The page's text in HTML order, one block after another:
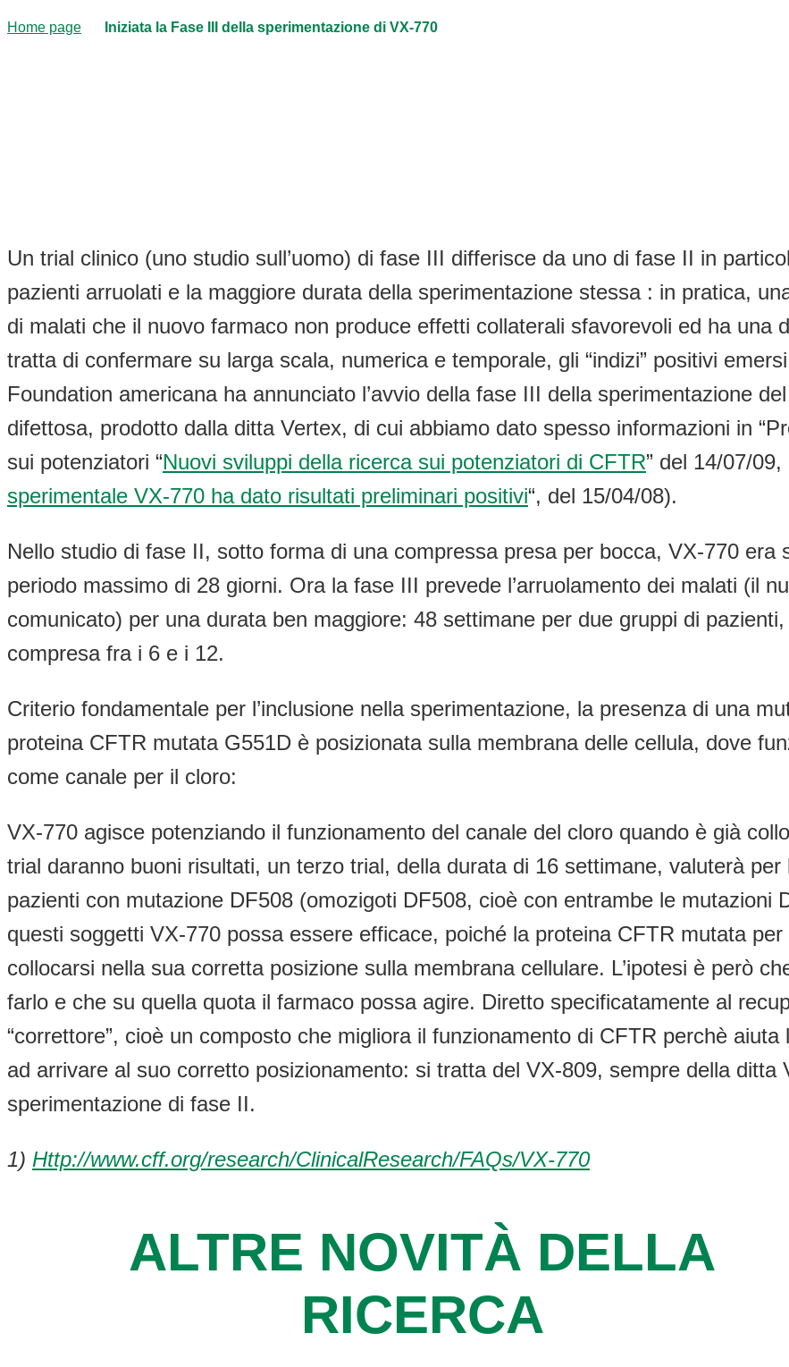
Home page Iniziata la Fase III della sperimentazione di VX-770
Un trial clinico (uno studio sull’uomo) di fase III differisce da uno di fase II in
pazienti arruolati e la maggiore durata della sperimentazione stessa : in pratica,
di malati che il nuovo farmaco non produce effetti collaterali sfavorevoli ed ha una
tratta di confermare su larga scala, numerica e temporale, gli “indizi” positivi
Foundation americana ha annunciato l’avvio della fase III della sperimentazione
difettosa, prodotto dalla ditta Vertex, di cui abbiamo dato spesso informazioni in
sui potenziatori “Nuovi sviluppi della ricerca sui potenziatori di CFTR” del 14/07/
sperimentale VX-770 ha dato risultati preliminari positivi“, del 15/04/08).
Nello studio di fase II, sotto forma di una compressa presa per bocca, VX-770 era
periodo massimo di 28 giorni. Ora la fase III prevede l’arruolamento dei malati (il
comunicato) per una durata ben maggiore: 48 settimane per due gruppi di
compresa fra i 6 e i 12.
Criterio fondamentale per l’inclusione nella sperimentazione, la presenza di una
proteina CFTR mutata G551D è posizionata sulla membrana delle cellula, dove
come canale per il cloro:
VX-770 agisce potenziando il funzionamento del canale del cloro quando è già
trial daranno buoni risultati, un terzo trial, della durata di 16 settimane, valuterà
pazienti con mutazione DF508 (omozigoti DF508, cioè con entrambe le mutazioni
questi soggetti VX-770 possa essere efficace, poiché la proteina CFTR mutata
collocarsi nella sua corretta posizione sulla membrana cellulare. L’ipotesi è però
farlo e che su quella quota il farmaco possa agire. Diretto specificatamente al
“correttore”, cioè un composto che migliora il funzionamento di CFTR perchè
ad arrivare al suo corretto posizionamento: si tratta del VX-809, sempre della ditta
sperimentazione di fase II.
1) Http://www.cff.org/research/ClinicalResearch/FAQs/VX-770
ALTRE NOVITÀ DELLA
RICERCA